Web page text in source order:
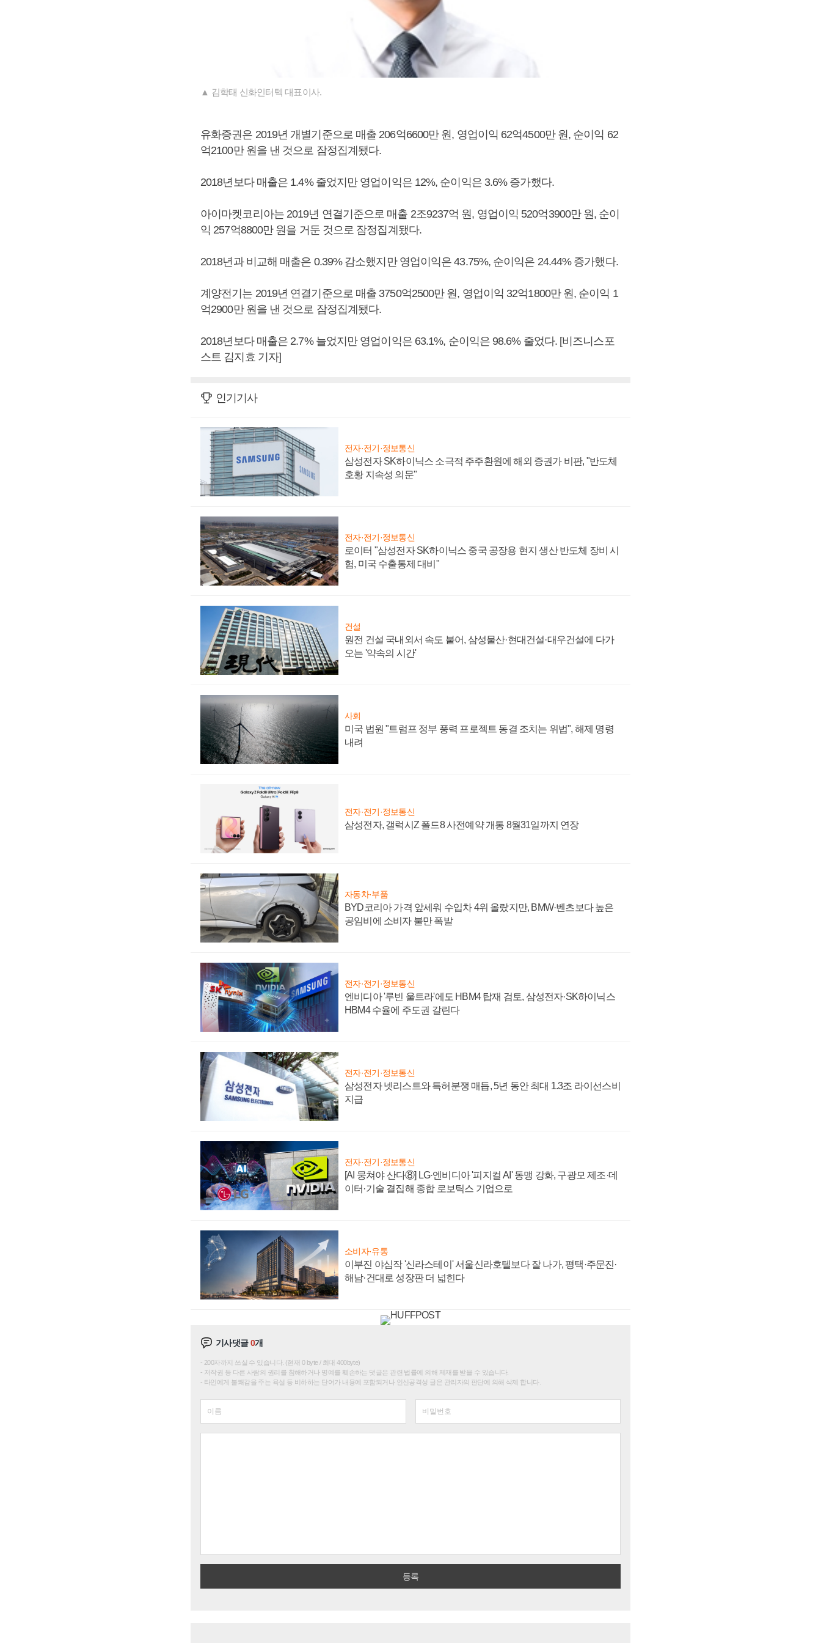
▲ 김학태 신화인터텍 대표이사.
유화증권은 2019년 개별기준으로 매출 206억6600만 원, 영업이익 62억4500만 원, 순이익 62
억2100만 원을 낸 것으로 잠정집계됐다.
2018년보다 매출은 1.4% 줄었지만 영업이익은 12%, 순이익은 3.6% 증가했다.
아이마켓코리아는 2019년 연결기준으로 매출 2조9237억 원, 영업이익 520억3900만 원, 순이
익 257억8800만 원을 거둔 것으로 잠정집계됐다.
2018년과 비교해 매출은 0.39% 감소했지만 영업이익은 43.75%, 순이익은 24.44% 증가했다.
계양전기는 2019년 연결기준으로 매출 3750억2500만 원, 영업이익 32억1800만 원, 순이익 1
억2900만 원을 낸 것으로 잠정집계됐다.
2018년보다 매출은 2.7% 늘었지만 영업이익은 63.1%, 순이익은 98.6% 줄었다. [비즈니스포
스트 김지효 기자]
인기기사
전자·전기·정보통신
삼성전자 SK하이닉스 소극적 주주환원에 해외 증권가 비판, "반도체
호황 지속성 의문"
전자·전기·정보통신
로이터 "삼성전자 SK하이닉스 중국 공장용 현지 생산 반도체 장비 시
험, 미국 수출통제 대비"
건설
원전 건설 국내외서 속도 붙어, 삼성물산·현대건설·대우건설에 다가
오는 '약속의 시간'
사회
미국 법원 "트럼프 정부 풍력 프로젝트 동결 조치는 위법", 해제 명령
내려
전자·전기·정보통신
삼성전자, 갤럭시Z 폴드8 사전예약 개통 8월31일까지 연장
자동차·부품
BYD코리아 가격 앞세워 수입차 4위 올랐지만, BMW·벤츠보다 높은
공임비에 소비자 불만 폭발
전자·전기·정보통신
엔비디아 '루빈 울트라'에도 HBM4 탑재 검토, 삼성전자·SK하이닉스
HBM4 수율에 주도권 갈린다
전자·전기·정보통신
삼성전자 넷리스트와 특허분쟁 매듭, 5년 동안 최대 1.3조 라이선스비
지급
전자·전기·정보통신
[AI 뭉쳐야 산다⑧] LG·엔비디아 '피지컬 AI' 동맹 강화, 구광모 제조·데
이터·기술 결집해 종합 로보틱스 기업으로
소비자·유통
이부진 야심작 '신라스테이' 서울신라호텔보다 잘 나가, 평택·주문진·
해남·건대로 성장판 더 넓힌다
기사댓글0개
200자까지 쓰실 수 있습니다. (현재 0 byte / 최대 400byte)
저작권 등 다른 사람의 권리를 침해하거나 명예를 훼손하는 댓글은 관련 법률에 의해 제재를 받을 수 있습니다.
타인에게 불쾌감을 주는 욕설 등 비하하는 단어가 내용에 포함되거나 인신공격성 글은 관리자의 판단에 의해 삭제 합니다.